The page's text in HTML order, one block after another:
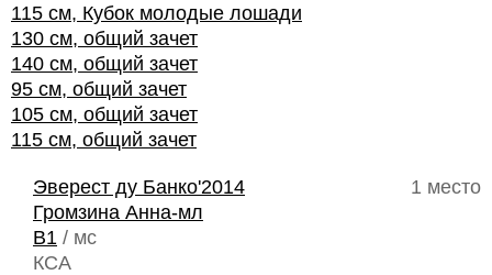
115 см, Кубок молодые лошади
130 см, общий зачет
140 см, общий зачет
95 см, общий зачет
105 см, общий зачет
115 см, общий зачет
1 место
Эверест ду Банко'2014
Громзина Анна-мл
B1 / мс
КСА